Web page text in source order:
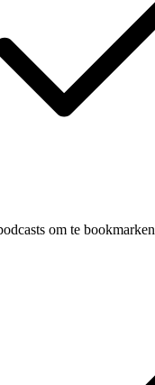
om te bookmarken